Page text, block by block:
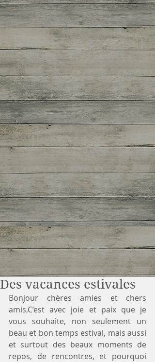
Des vacances estivales
Bonjour chères amies et chers
amis,C’est avec joie et paix que je
vous souhaite, non seulement un
beau et bon temps estival, mais aussi
et surtout des beaux moments de
repos, de rencontres, et pourquoi